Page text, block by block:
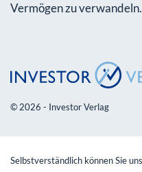
Vermögen zu verwandeln.
© 2026 - Investor Verlag
Selbstverständlich können Sie